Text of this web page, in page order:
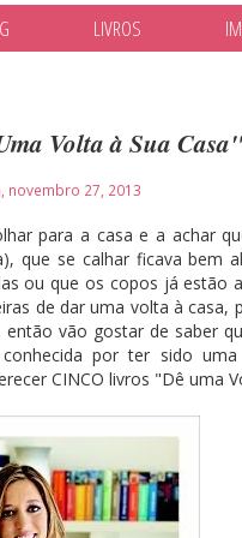
LIVROS
Volta à Sua
novembro 27, 2013
para a casa e a achar
que se calhar ficava bem
ou que os copos já estão
de dar uma volta à casa,
vão gostar de saber
por ter sido
CINCO livros "Dê uma